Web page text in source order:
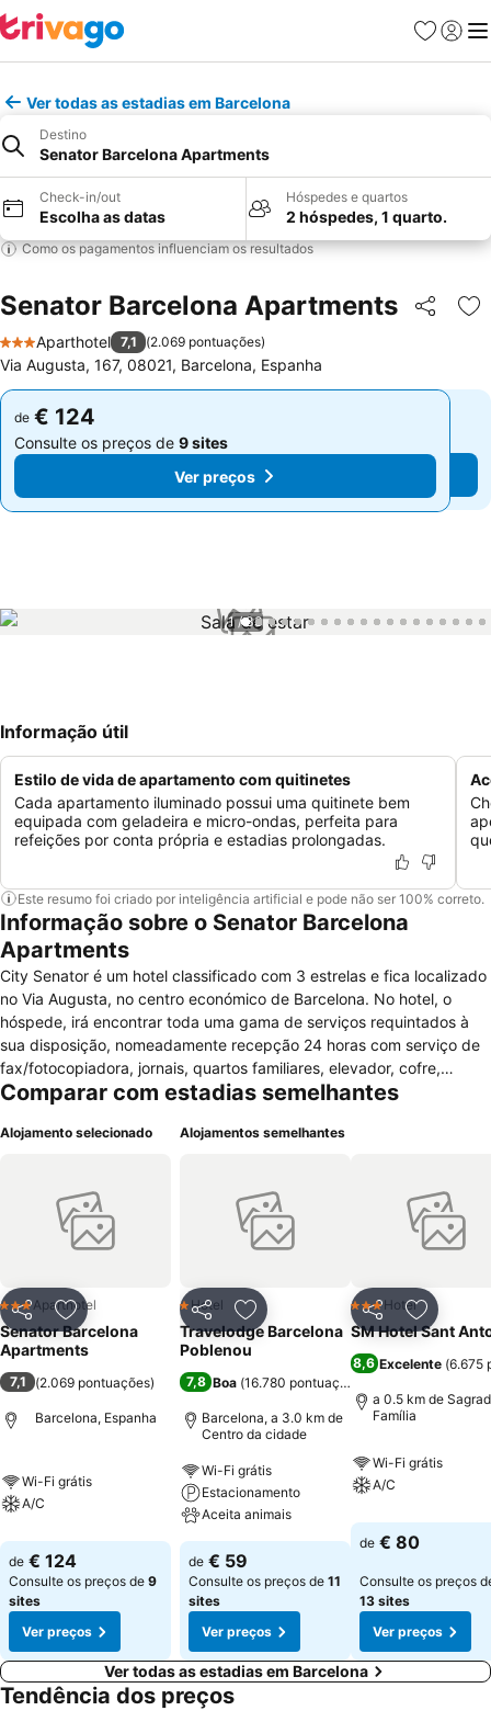
Favoritos
Iniciar
Ver todas as estadias em Barcelona
Destino
Senator Barcelona Apartments
Check-in/out
Escolha as datas
Hóspedes e quartos
2 hóspedes, 1 quarto.
Como os pagamentos influenciam os resultados
Senator Barcelona Apartments Partilhar
3 Estrelas
Aparthotel 7,1 (2.069 pontuações)
Via Augusta, 167, 08021, Barcelona, Espanha
de € 124
Consulte os preços de 9 sites
Ver preços
de € 124
Consulte os preços de 9 sites
Ver preços
1 / 33
Informação útil
Estilo de vida de apartamento com quitinetes
Cada apartamento iluminado possui uma quitinete bem
equipada com geladeira e micro-ondas, perfeita para
refeições por conta própria e estadias prolongadas.
Este resumo foi criado por inteligência artificial e pode não ser 100% correto.
Informação sobre o Senator Barcelona
Apartments
City Senator é um hotel classificado com 3 estrelas e fica localizado
no Via Augusta, no centro económico de Barcelona. No hotel, o
hóspede, irá encontrar toda uma gama de serviços requintados à
sua disposição, nomeadamente recepção 24 horas com serviço de
fax/fotocopiadora, jornais, quartos familiares, elevador, cofre,
aquecimento, sala para bagagem, ar condicionado, serviço de
estacionamento com pagamento extra. Os vários tipos de quartos
constituídas por cofre, ar condicionado, comodidades de
engomadoria, sofá-cama, wc com duche, secador de cabelo e
artigos de higiene pessoal, telefone, televisão por satélite, mini-bar,
janela com vistas para o exterior.
Comparar com estadias semelhantes
Alojamento selecionado
PartilharAdicionar aos favoritos
3 EstrelasAparthotel
Senator Barcelona
Apartments
7,1 (2.069 pontuações)
Barcelona, Espanha
Wi-Fi grátis
A/C
de € 124
Consulte os preços de 9
sites
Ver preços
Alojamentos semelhantes
PartilharAdicionar aos favoritos
1 Estrelas
Hotel
Travelodge Barcelona
Poblenou
7,8 Boa (16.780 pontuações
Barcelona, a 3.0 km de
Centro da cidade
Wi-Fi grátis
Estacionamento
Aceita animais
de € 59
Consulte os preços de 11
sites
Ver preços
Partilhar
3 Estrelas
Hotel
SM Hotel Sant
8,6 Excelente (6.675
a 0.5 km de
Família
Wi-Fi grátis
A/C
de € 80
Consulte os preços
13 sites
Ver preços
Ver todas as estadias em Barcelona
Tendência dos preços